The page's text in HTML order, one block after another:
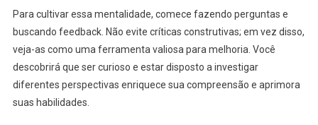
Para cultivar essa mentalidade, comece fazendo perguntas e
buscando feedback. Não evite críticas construtivas; em vez disso,
veja-as como uma ferramenta valiosa para melhoria. Você
descobrirá que ser curioso e estar disposto a investigar
diferentes perspectivas enriquece sua compreensão e aprimora
suas habilidades.